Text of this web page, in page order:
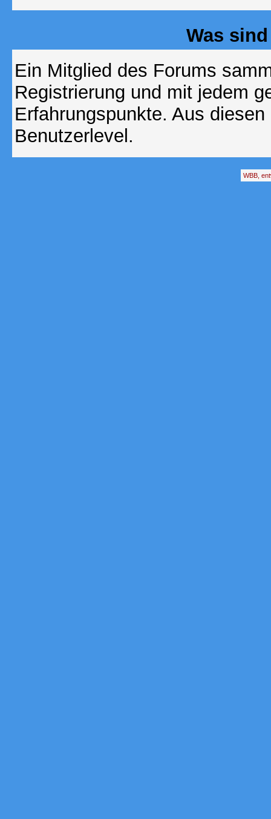
Was
Ein Mitglied des Forums
Registrierung und mit jedem
Erfahrungspunkte. Aus
Benutzerlevel.
WBB,